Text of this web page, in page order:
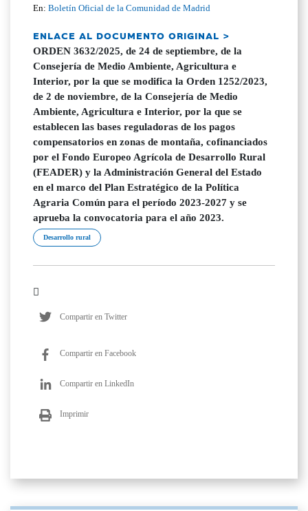
En:Boletín Oficial de la Comunidad de Madrid
ENLACE AL DOCUMENTO ORIGINAL >
ORDEN 3632/2025, de 24 de septiembre, de la
Consejería de Medio Ambiente, Agricultura e
Interior, por la que se modifica la Orden 1252/2023,
de 2 de noviembre, de la Consejería de Medio
Ambiente, Agricultura e Interior, por la que se
establecen las bases reguladoras de los pagos
compensatorios en zonas de montaña, cofinanciados
por el Fondo Europeo Agrícola de Desarrollo Rural
(FEADER) y la Administración General del Estado
en el marco del Plan Estratégico de la Política
Agraria Común para el período 2023-2027 y se
aprueba la convocatoria para el año 2023.
Desarrollo rural
Compartir en Twitter
Compartir en Facebook
Compartir en LinkedIn
Imprimir